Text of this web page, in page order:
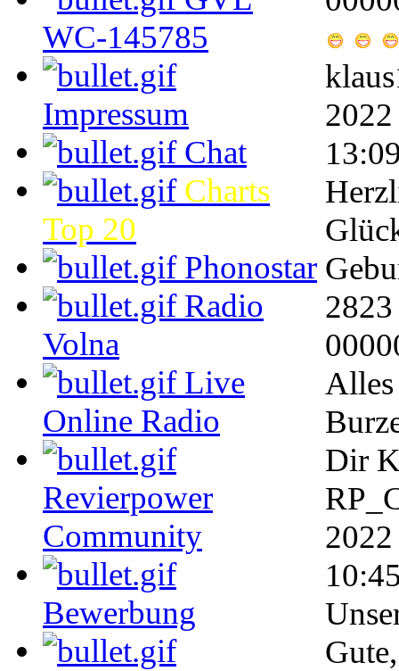
WC-145785
Impressum
Chat
Charts
Top 20
Phonostar
Radio
Volna
Live
Online Radio
Revierpower
Community
Bewerbung
2823
Dir